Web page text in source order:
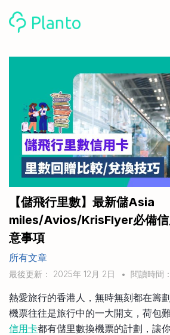
計劃買樓
計劃買樓第一步
全功能記賬
管理及分析所有戶口
管理MPF戶口
一次過管理所有強積金戶口
申請清卡數/私人貸款
CreFIT x Planto推廣優惠
工具
私人貸款
年利率/APR/年息比較
投資戶口 (美股)
比較最抵美股投資戶口
投資戶口 (港股)
比較最抵港股投資戶口
投資加密貨幣
比較最抵Crypto交易所
比較定存利率
比較各種最優惠信用卡
關於我們
Academy
Marketplace
其他網站
商業解決方案
【儲飛行里數】最新儲Asia
miles/Avios/KrisFlyer必備信
意事項
所有文章
最後更新： 2025年 12月 2日 • 閱讀時間
熱愛旅行的香港人，無時無刻都在籌
機票往往是旅行中的一大開支，荷包
信用卡都有儲里數換機票的計劃，讓